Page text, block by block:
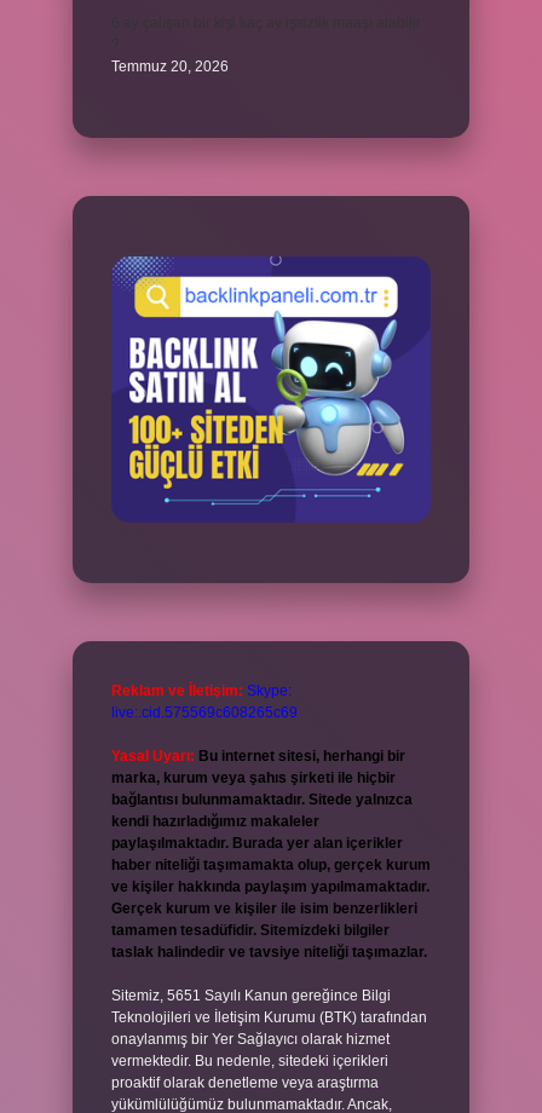
Temmuz 20, 2026
Reklam ve İletişim: Skype:
live:.cid.575569c608265c69
Yasal Uyarı: Bu internet sitesi, herhangi bir
marka, kurum veya şahıs şirketi ile hiçbir
bağlantısı bulunmamaktadır. Sitede yalnızca
kendi hazırladığımız makaleler
paylaşılmaktadır. Burada yer alan içerikler
haber niteliği taşımamakta olup, gerçek kurum
ve kişiler hakkında paylaşım yapılmamaktadır.
Gerçek kurum ve kişiler ile isim benzerlikleri
tamamen tesadüfidir. Sitemizdeki bilgiler
taslak halindedir ve tavsiye niteliği taşımazlar.
Sitemiz, 5651 Sayılı Kanun gereğince Bilgi
Teknolojileri ve İletişim Kurumu (BTK) tarafından
onaylanmış bir Yer Sağlayıcı olarak hizmet
vermektedir. Bu nedenle, sitedeki içerikleri
proaktif olarak denetleme veya araştırma
yükümlülüğümüz bulunmamaktadır. Ancak,